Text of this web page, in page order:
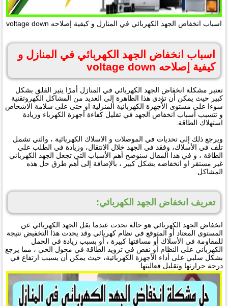
اسباب انخفاض الجهد الكهربائي في المنازل و كيفية إصلاحه voltage down
اسباب انخفاض الجهد الكهربائي في المنازل و
كيفية إصلاحه voltage down
تعتبر مشكلة انخفاض الجهد الكهربائي في المنازل أمرًا يثير القلق بشكل
كبير حيث يمكن أن تؤدي هذا الظاهرة إلى العديد من المشاكل الكهروتقنية
سوءا على مستوى الأجهزة الكهربائية المنزلية او حتى على سلامة الاشخاص
و تتسبب أسباب انخفاض الجهد في تقليل كفاءة أجهزة الكهرباء وزيادة
استهلاك الطاقة.
ويرجع ذلك إلى تحديات في الموصلات و الاسلاك الكهربائية ، والتي تشمل
تلف في الأسلاك، وفقد في الجهد خلال الانتقال، وزيادة في الطلب على
الطاقة ، و في هذا المقال سنوضح أهم الأسباب التي تجعل الجهد الكهربائي
غير مستقر او انخفاضه بشكل كبير ، بالإضافة إلى أهم طرق حل هذه
المشاكل.
تعريف انخفاض الجهد الكهربائي:
انخفاض الجهد الكهربائي هو حالة تحدث عندما يقل الجهد الكهربائي عن
المستوى المعتاد أو المتوقع في نظام كهربائي وقد يحدث هذا التخفيض نتيجة
للمقاومة في الأسلاك أو مسافتها كبيرة ، أو بسبب زيادة في الحمل
الكهربائي على النظام أو نقص في تزويد الطاقة في محول الحي ، مما يرجع
بشكل سلبي على أداء الأجهزة الكهربائية، حيث يمكن أن يسبب ارتفاع في
درجة حرارتها وتقليل فعاليتها.